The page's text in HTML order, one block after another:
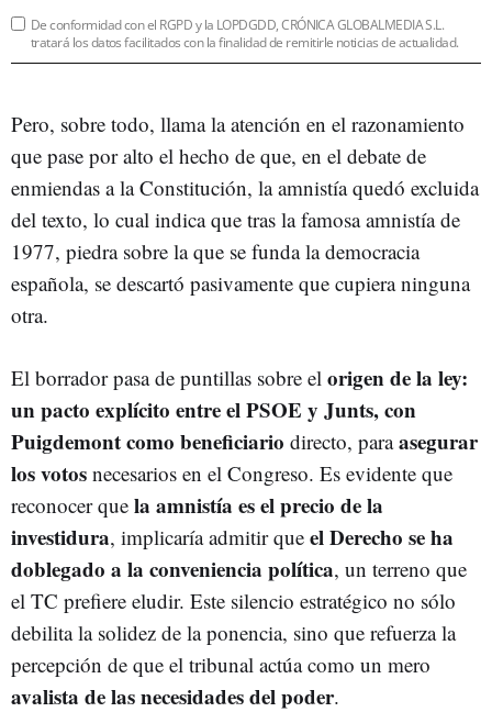
De conformidad con el RGPD y la LOPDGDD, CRÓNICA GLOBALMEDIA S.L.
tratará los datos facilitados con la finalidad de remitirle noticias de actualidad.
Pero, sobre todo, llama la atención en el razonamiento
que pase por alto el hecho de que, en el debate de
enmiendas a la Constitución, la amnistía quedó excluida
del texto, lo cual indica que tras la famosa amnistía de
1977, piedra sobre la que se funda la democracia
española, se descartó pasivamente que cupiera ninguna
otra.
El borrador pasa de puntillas sobre el origen de la ley:
un pacto explícito entre el PSOE y Junts, con
Puigdemont como beneficiario directo, paraasegurar
los votos necesarios en el Congreso. Es evidente que
reconocer que la amnistía es el precio de la
investidura, implicaría admitir que el Derecho se ha
doblegado a la conveniencia política, un terreno que
el TC prefiere eludir. Este silencio estratégico no sólo
debilita la solidez de la ponencia, sino que refuerza la
percepción de que el tribunal actúa como un mero
avalista de las necesidades del poder.